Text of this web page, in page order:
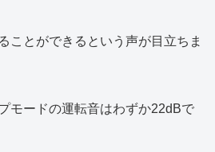
ことができるという声が目立ちま
モードの運転音はわずか22dBで